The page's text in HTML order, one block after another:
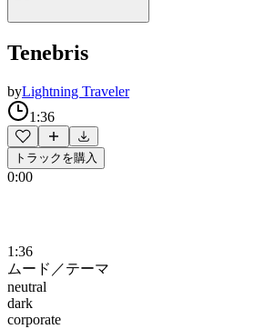
Tenebris
byLightning Traveler
1:36
トラックを購入
0:00
1:36
ムード／テーマ
neutral
dark
corporate